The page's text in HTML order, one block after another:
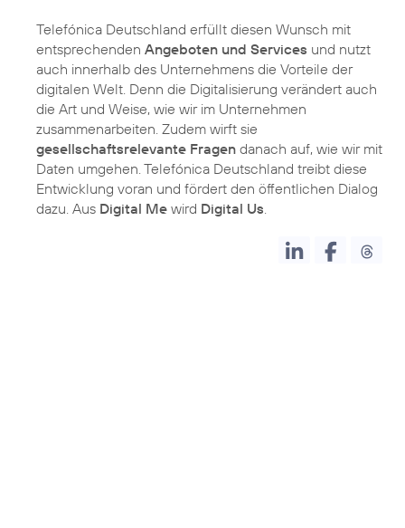
Telefónica Deutschland erfüllt diesen Wunsch mit
entsprechenden Angeboten und Services und nutzt
auch innerhalb des Unternehmens die Vorteile der
digitalen Welt. Denn die Digitalisierung verändert auch
die Art und Weise, wie wir im Unternehmen
zusammenarbeiten. Zudem wirft sie
gesellschaftsrelevante Fragen danach auf, wie wir mit
Daten umgehen. Telefónica Deutschland treibt diese
Entwicklung voran und fördert den öffentlichen Dialog
dazu. Aus Digital Me wird Digital Us.